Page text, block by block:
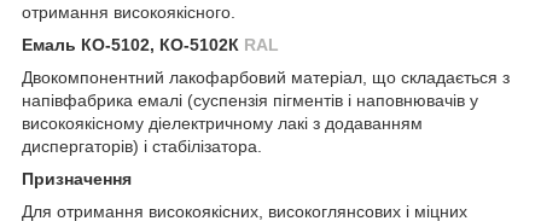
отримання високоякісного.
Емаль КО-5102, КО-5102К RAL
Двокомпонентний лакофарбовий матеріал, що складається з
напівфабрика емалі (суспензія пігментів і наповнювачів у
високоякісному діелектричному лакі з додаванням
диспергаторів) і стабілізатора.
Призначення
Для отримання високоякісних, високоглянсових і міцних